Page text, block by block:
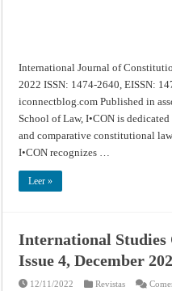
International Journal of
2022 ISSN: 1474-2640, EISSN:
iconnectblog.com Published in
School of Law, I•CON is
and comparative constitutional
I•CON recognizes …
Leer »
International Studies
Issue 4, December
12/11/2022 Revistas